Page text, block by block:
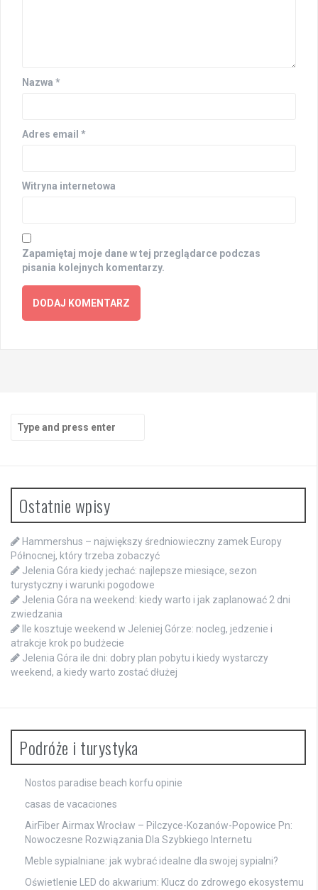
Nazwa *
Adres email *
Witryna internetowa
Zapamiętaj moje dane w tej przeglądarce podczas
pisania kolejnych komentarzy.
for:
Ostatnie wpisy
Hammershus – największy średniowieczny zamek Europy
Północnej, który trzeba zobaczyć
Jelenia Góra kiedy jechać: najlepsze miesiące, sezon
turystyczny i warunki pogodowe
Jelenia Góra na weekend: kiedy warto i jak zaplanować 2 dni
zwiedzania
Ile kosztuje weekend w Jeleniej Górze: nocleg, jedzenie i
atrakcje krok po budżecie
Jelenia Góra ile dni: dobry plan pobytu i kiedy wystarczy
weekend, a kiedy warto zostać dłużej
Podróże i turystyka
Nostos paradise beach korfu opinie
casas de vacaciones
AirFiber Airmax Wrocław – Pilczyce-Kozanów-Popowice Pn:
Nowoczesne Rozwiązania Dla Szybkiego Internetu
Meble sypialniane: jak wybrać idealne dla swojej sypialni?
Oświetlenie LED do akwarium: Klucz do zdrowego ekosystemu